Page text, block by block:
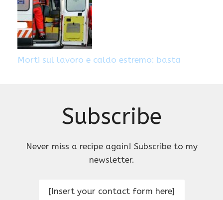
Morti sul lavoro e caldo estremo: basta
Subscribe
Never miss a recipe again! Subscribe to my
newsletter.
[Insert your contact form here]